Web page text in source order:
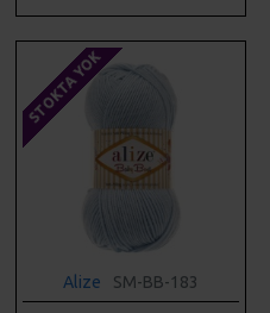
STOKTA YOK
Alize SM-BB-183